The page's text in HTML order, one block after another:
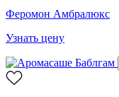
Феромон Амбралюкс
Узнать цену